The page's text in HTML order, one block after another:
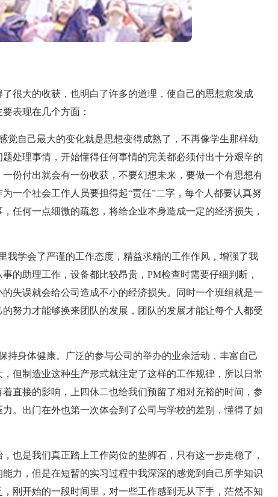
大的收获，也明白了许多的道理，使自己的思想愈发成
表现在几个方面：
自己最大的变化就是思想变得成熟了，不再像学生那样幼
处理事情，开始懂得任何事情的完美都必须付出十分艰辛的
份付出就会有一份收获，不要幻想未来，要做一个有思想有
一个社会工作人员要担得起“责任”二字，每个人都要认真努
任何一点细微的疏忽，将给企业本身造成一定的经济损失，
学会了严谨的工作态度，精益求精的工作作风，增强了我
的助理工作，设备都比较昂贵，PM检查时需要仔细判断，
失误就会给公司造成不小的经济损失。同时一个班组就是一
努力才能够换来团队的发展，团队的发展才能让每个人都受
身体健康。广泛的参与公司的举办的业余活动，丰富自己
但制造业这种生产形式就注定了这样的工作规律，所以日常
直接的影响，上四休二也给我们预留了相对充裕的时间，参
。出门在外也第一次体会到了公司与学校的差别，懂得了如
是我们真正踏上工作岗位的垫脚石，只有这一步走稳了，
力，但是在短暂的实习过程中我深深的感觉到自己所学知识
刚开始的一段时间里，对一些工作感到无从下手，茫然不知